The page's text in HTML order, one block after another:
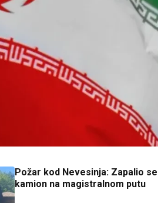
Požar kod Nevesinja: Zapalio se
kamion na magistralnom putu